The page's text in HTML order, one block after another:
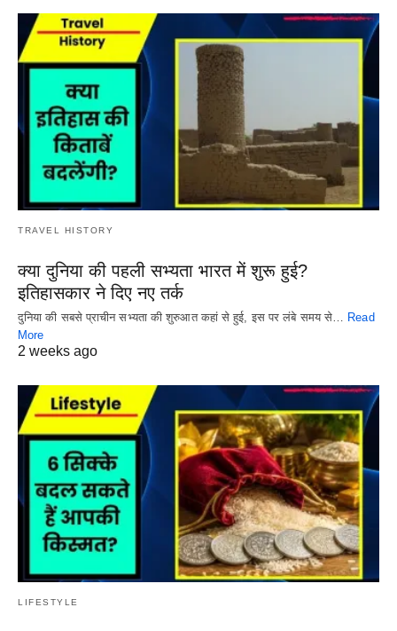
TRAVEL HISTORY
क्या दुनिया की पहली सभ्यता भारत में शुरू हुई?
इतिहासकार ने दिए नए तर्क
दुनिया की सबसे प्राचीन सभ्यता की शुरुआत कहां से हुई, इस पर लंबे समय से…
Read
More
2 weeks ago
LIFESTYLE